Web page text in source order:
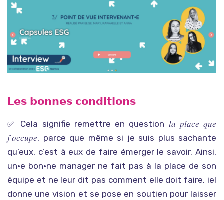
𝗟𝗲𝘀 𝗯𝗼𝗻𝗻𝗲𝘀 𝗰𝗼𝗻𝗱𝗶𝘁𝗶𝗼𝗻𝘀
✅ Cela signifie remettre en question 𝑙𝑎 𝑝𝑙𝑎𝑐𝑒 𝑞𝑢𝑒
𝑗’𝑜𝑐𝑐𝑢𝑝𝑒, parce que même si je suis plus sachante
qu’eux, c’est à eux de faire émerger le savoir. Ainsi,
un•e bon•ne manager ne fait pas à la place de son
équipe et ne leur dit pas comment elle doit faire. iel
donne une vision et se pose en soutien pour laisser